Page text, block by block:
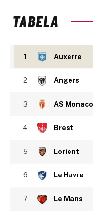
TABELA
1 Auxerre
2 Angers
3 AS Monaco
4 Brest
5 Lorient
6 Le Havre
7 Le Mans